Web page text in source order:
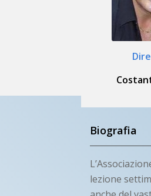
Biografia
lezione